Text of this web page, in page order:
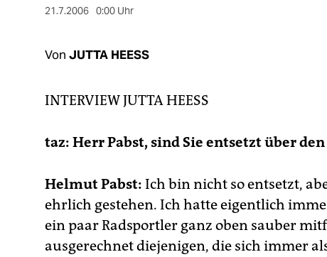
21.7.2006 0:00 Uhr
Von JUTTA HEESS
INTERVIEWJUTTA HEESS
taz: Herr Pabst, sind Sie entsetzt über
Helmut Pabst: Ich bin nicht so entsetzt,
ehrlich gestehen. Ich hatte eigentlich
ein paar Radsportler ganz oben sauber
ausgerechnet diejenigen, die sich immer